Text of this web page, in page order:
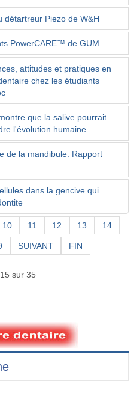
détartreur Piezo de W&H
PowerCARE™ de GUM
attitudes et pratiques en
chez les étudiants
que la salive pourrait
l'évolution humaine
de la mandibule: Rapport
dans la gencive qui
10 11 12 13 14
SUIVANT FIN
sur 35